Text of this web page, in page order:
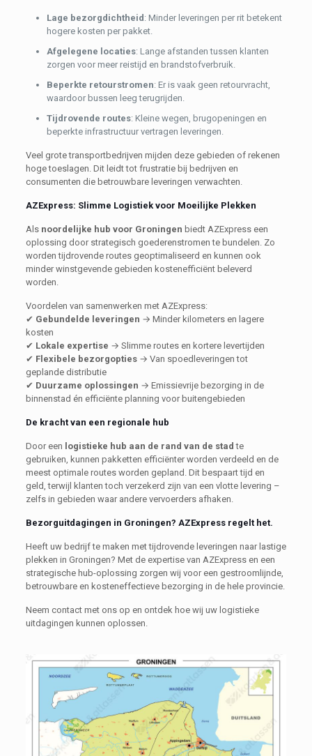
Lage bezorgdichtheid : Minder leveringen per rit betekent
hogere kosten per pakket.
Afgelegene locaties: Lange afstanden tussen klanten
zorgen voor meer reistijd en brandstofverbruik.
Beperkte retourstromen: Er is vaak geen retourvracht,
waardoor bussen leeg terugrijden.
Tijdrovende routes: Kleine wegen, brugopeningen en
beperkte infrastructuur vertragen leveringen.
Veel grote transportbedrijven mijden deze gebieden of rekenen
hoge toeslagen. Dit leidt tot frustratie bij bedrijven en
consumenten die betrouwbare leveringen verwachten.
AZExpress: Slimme Logistiek voor Moeilijke Plekken
Als noordelijke hub voor Groningen biedt AZExpress een
oplossing door strategisch goederenstromen te bundelen. Zo
worden tijdrovende routes geoptimaliseerd en kunnen ook
minder winstgevende gebieden kostenefficiënt beleverd
worden.
Voordelen van samenwerken met AZExpress:
✔ Gebundelde leveringen → Minder kilometers en lagere
kosten
✔ Lokale expertise → Slimme routes en kortere levertijden
✔ Flexibele bezorgopties→ Van spoedleveringen tot
geplande distributie
✔ Duurzame oplossingen → Emissievrije bezorging in de
binnenstad én efficiënte planning voor buitengebieden
De kracht van een regionale hub
Door een logistieke hub aan de rand van de stad te
gebruiken, kunnen pakketten efficiënter worden verdeeld en de
meest optimale routes worden gepland. Dit bespaart tijd en
geld, terwijl klanten toch verzekerd zijn van een vlotte levering –
zelfs in gebieden waar andere vervoerders afhaken.
Bezorguitdagingen in Groningen? AZExpress regelt het.
Heeft uw bedrijf te maken met tijdrovende leveringen naar lastige
plekken in Groningen? Met de expertise van AZExpress en een
strategische hub-oplossing zorgen wij voor een gestroomlijnde,
betrouwbare en kosteneffectieve bezorging in de hele provincie.
Neem contact met ons op en ontdek hoe wij uw logistieke
uitdagingen kunnen oplossen.